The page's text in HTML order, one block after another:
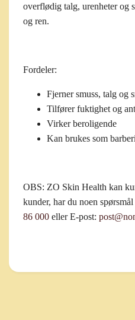
overflødig talg, urenheter og
og ren.
Fordeler:
Fjerner smuss, talg og
Tilfører fuktighet og
Virker beroligende
Kan brukes som
OBS: ZO Skin Health kan
kunder, har du noen
86 000 eller E-post: